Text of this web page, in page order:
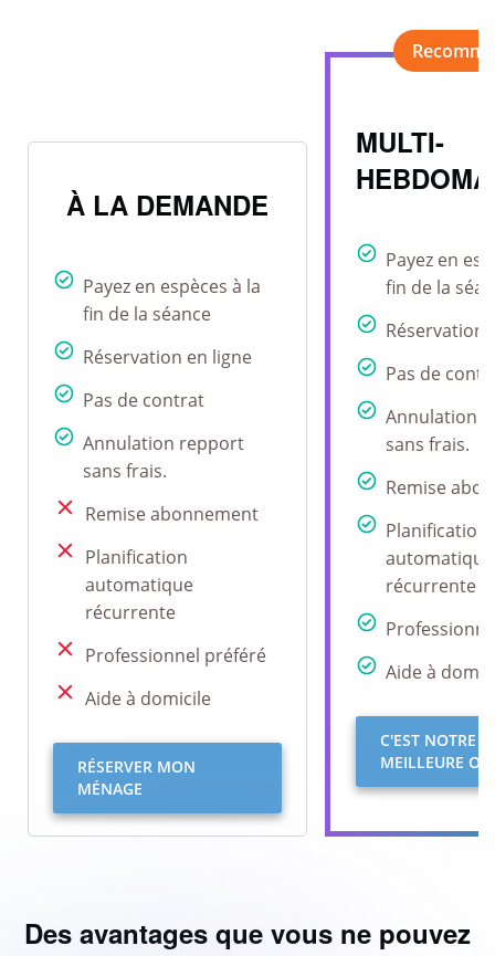
MULTI-
Payez en
fin de la
Réservation
Pas de
Annulation
sans frais.
Remise
Planification
automatique
récurrente
Aide à
C'EST NOTRE
MEILLEURE
À LA DEMANDE
Payez en espèces à la
fin de la séance
Réservation en ligne
Pas de contrat
Annulation repport
sans frais.
Remise abonnement
Planification
automatique
récurrente
Professionnel préféré
Aide à domicile
RÉSERVER MON
MÉNAGE
Des avantages que vous ne pouvez